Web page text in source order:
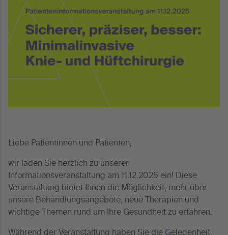
Liebe Patientinnen und Patienten,
wir laden Sie herzlich zu unserer
Informationsveranstaltung am 11.12.2025 ein! Diese
Veranstaltung bietet Ihnen die Möglichkeit, mehr über
unsere Behandlungsangebote, neue Therapien und
wichtige Themen rund um Ihre Gesundheit zu erfahren.
Während der Veranstaltung haben Sie die Gelegenheit,